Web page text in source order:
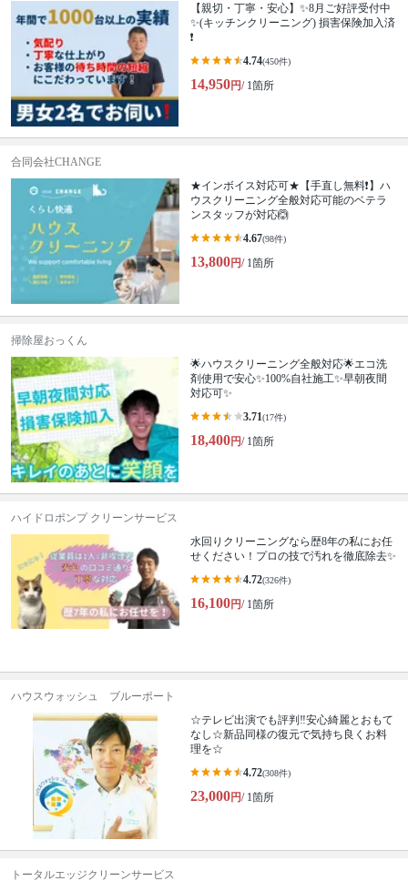
【親切・丁寧・安心】✨️8月ご好評受付中
✨️(キッチンクリーニング) 損害保険加入済
❗️
4.74(450件)
14,950円/ 1箇所
合同会社CHANGE
★インボイス対応可★【手直し無料❗️】ハ
ウスクリーニング全般対応可能のベテラ
ンスタッフが対応🙆
4.67(98件)
13,800円/ 1箇所
掃除屋おっくん
🌟ハウスクリーニング全般対応🌟エコ洗
剤使用で安心✨100%自社施工✨早朝夜間
対応可✨
3.71(17件)
18,400円/ 1箇所
ハイドロポンプ クリーンサービス
水回りクリーニングなら歴8年の私にお任
せください！プロの技で汚れを徹底除去✨
4.72(326件)
16,100円/ 1箇所
ハウスウォッシュ ブルーポート
☆テレビ出演でも評判‼安心綺麗とおもて
なし☆新品同様の復元で気持ち良くお料
理を☆
4.72(308件)
23,000円/ 1箇所
トータルエッジクリーンサービス